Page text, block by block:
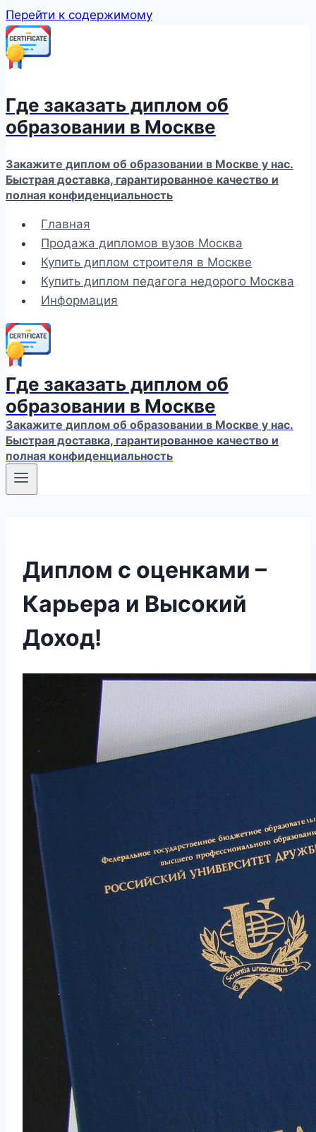
Перейти к содержимому
Где заказать диплом об
образовании в Москве
Закажите диплом об образовании в Москве у нас.
Быстрая доставка, гарантированное качество и
полная конфиденциальность
Главная
Продажа дипломов вузов Москва
Купить диплом строителя в Москве
Купить диплом педагога недорого Москва
Информация
Где заказать диплом об
образовании в Москве
Закажите диплом об образовании в Москве у нас.
Быстрая доставка, гарантированное качество и
полная конфиденциальность
Диплом с оценками –
Карьера и Высокий
Доход!